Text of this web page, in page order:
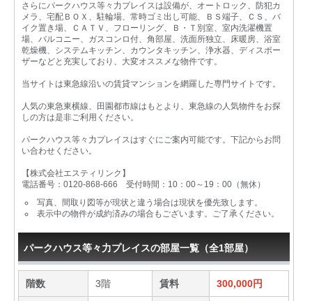
さらにパークハウス等々力プレイスは設備が、オートロック、防犯カ
メラ、宅配ＢＯＸ、駐輪場、常時ゴミ出し可能、ＢＳ端子、ＣＳ、バ
イク置き場、ＣＡＴＶ、フローリング、Ｂ・Ｔ別室、室内洗濯機置
場、バルコニー、ガスコンロ付、角部屋、洗面所独立、床暖房、浴室
乾燥機、システムキッチン、カウンタキッチン、浄水器、ディスポー
ザーなどと充実しており、大変オススメな物件です。
当サイトは東急線沿いの賃貸マンションを網羅した専門サイトです。
人気の東急東横線、田園都市線はもとより、東急線の人気物件をお探
しの方は是非ご利用ください。
パークハウス等々力プレイスはすぐにご案内可能です。下記からお問
い合わせください。
【株式会社エスティリンク】
電話番号：0120-868-666 受付時間：10：00～19：00（無休）
写真、間取り図等が現状と違う場合は現状を優先致します。
表示中の物件が成約済みの場合もございます。ご了承ください。
パークハウス等々力プレイスの部屋一覧（全1部屋）
階数 3階 賃料 300,000円